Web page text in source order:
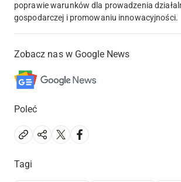
poprawie warunków dla prowadzenia
gospodarczej i promowaniu innowacyjności.
Zobacz nas w Google News
Poleć
Tagi